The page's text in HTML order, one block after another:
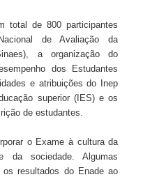
total de 800 participantes
de Avaliação da
a organização do
dos Estudantes
e atribuições do Inep
superior (IES) e os
de estudantes.
o Exame à cultura da
da sociedade. Algumas
resultados do Enade ao